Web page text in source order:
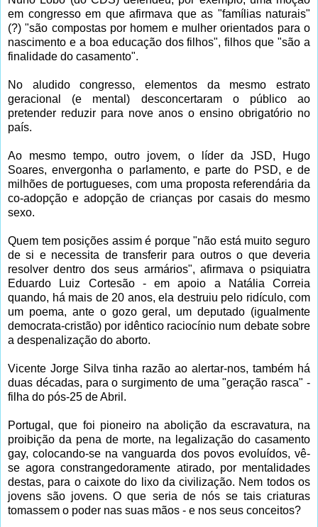
em congresso em que afirmava que as "famílias naturais"
(?) "são compostas por homem e mulher orientados para o
nascimento e a boa educação dos filhos", filhos que "são a
finalidade do casamento".
No aludido congresso, elementos da mesmo estrato
geracional (e mental) desconcertaram o público ao
pretender reduzir para nove anos o ensino obrigatório no
país.
Ao mesmo tempo, outro jovem, o líder da JSD, Hugo
Soares, envergonha o parlamento, e parte do PSD, e de
milhões de portugueses, com uma proposta referendária da
co-adopção e adopção de crianças por casais do mesmo
sexo.
Quem tem posições assim é porque "não está muito seguro
de si e necessita de transferir para outros o que deveria
resolver dentro dos seus armários", afirmava o psiquiatra
Eduardo Luiz Cortesão - em apoio a Natália Correia
quando, há mais de 20 anos, ela destruiu pelo ridículo, com
um poema, ante o gozo geral, um deputado (igualmente
democrata-cristão) por idêntico raciocínio num debate sobre
a despenalização do aborto.
Vicente Jorge Silva tinha razão ao alertar-nos, também há
duas décadas, para o surgimento de uma "geração rasca" -
filha do pós-25 de Abril.
Portugal, que foi pioneiro na abolição da escravatura, na
proibição da pena de morte, na legalização do casamento
gay, colocando-se na vanguarda dos povos evoluídos, vê-
se agora constrangedoramente atirado, por mentalidades
destas, para o caixote do lixo da civilização. Nem todos os
jovens são jovens. O que seria de nós se tais criaturas
tomassem o poder nas suas mãos - e nos seus conceitos?